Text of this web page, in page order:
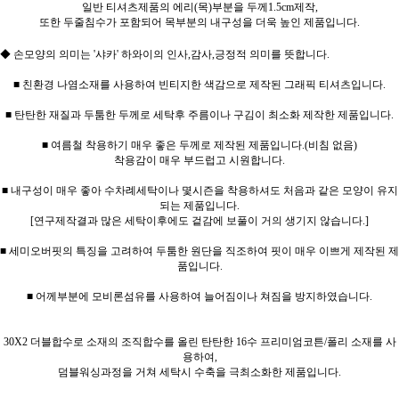
일반 티셔츠제품의 에리(목)부분을 두께1.5cm제작,
또한 두줄침수가 포함되어 목부분의 내구성을 더욱 높인 제품입니다.
◆ 손모양의 의미는 '샤카' 하와이의 인사,감사,긍정적 의미를 뜻합니다.
■ 친환경 나염소재를 사용하여 빈티지한 색감으로 제작된 그래픽 티셔츠입니다.
■ 탄탄한 재질과 두툼한 두께로 세탁후 주름이나 구김이 최소화 제작한 제품입니다.
■ 여름철 착용하기 매우 좋은 두께로 제작된 제품입니다.(비침 없음)
착용감이 매우 부드럽고 시원합니다.
■ 내구성이 매우 좋아 수차례세탁이나 몇시즌을 착용하셔도 처음과 같은 모양이 유지
되는 제품입니다.
[연구제작결과 많은 세탁이후에도 겉감에 보풀이 거의 생기지 않습니다.]
■ 세미오버핏의 특징을 고려하여 두툼한 원단을 직조하여 핏이 매우 이쁘게 제작된 제
품입니다.
■ 어께부분에 모비론섬유를 사용하여 늘어짐이나 쳐짐을 방지하였습니다.
30X2 더블합수로 소재의 조직합수를 올린 탄탄한 16수 프리미엄코튼/폴리 소재를 사
용하여,
덤블워싱과정을 거쳐 세탁시 수축을 극최소화한 제품입니다.